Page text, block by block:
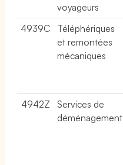
voyageurs
4939C
Téléphériques
et remontées
mécaniques
4942Z
Services de
déménagement